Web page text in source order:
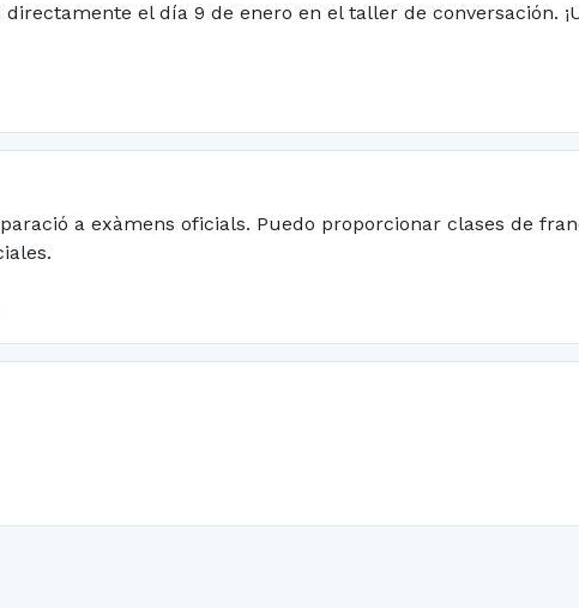
el día 9 de enero en el taller de conversación.
a exàmens oficials. Puedo proporcionar clases de